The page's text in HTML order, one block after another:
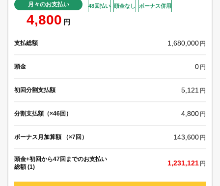
月々のお支払い
4,800 円
48回払い 頭金なし ボーナス併用
支払総額 1,680,000 円
頭金 0 円
初回分割支払額 5,121 円
分割支払額（×46回） 4,800 円
ボーナス月加算額 （×7回） 143,600 円
頭金+初回から47回までのお支払い
総額 (1)
1,231,121 円